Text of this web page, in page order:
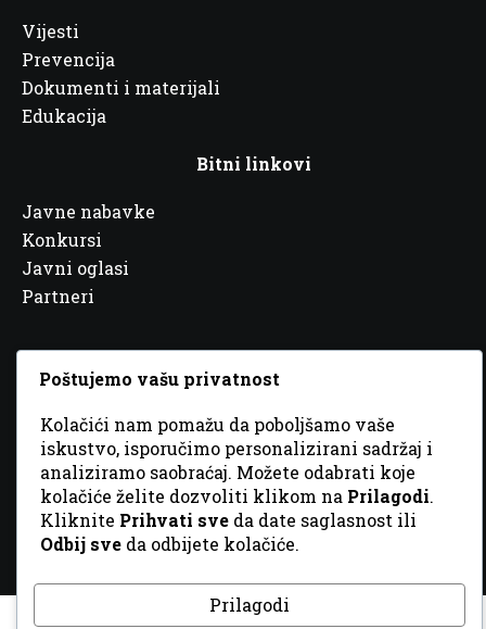
Vijesti
Prevencija
Dokumenti i materijali
Edukacija
Bitni linkovi
Javne nabavke
Konkursi
Javni oglasi
Partneri
© 2026 Sva prava zadržana. DizajnGordonDM
Poštujemo vašu privatnost
Kolačići nam pomažu da poboljšamo vaše
iskustvo, isporučimo personalizirani sadržaj i
analiziramo saobraćaj. Možete odabrati koje
kolačiće želite dozvoliti klikom na Prilagodi.
Kliknite Prihvati sve da date saglasnost ili
Odbij sve da odbijete kolačiće.
Prilagodi